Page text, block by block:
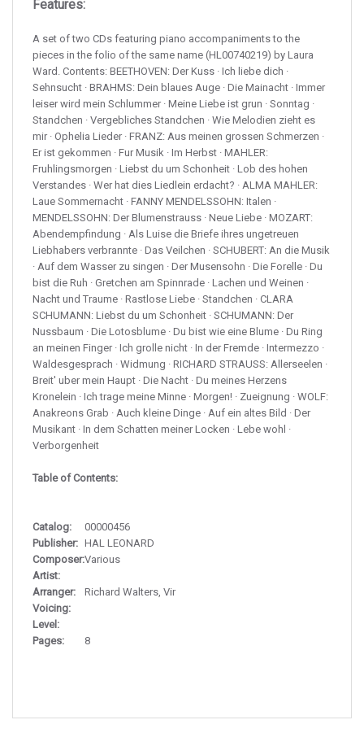
Features:
A set of two CDs featuring piano accompaniments to the
pieces in the folio of the same name (HL00740219) by Laura
Ward. Contents: BEETHOVEN: Der Kuss · Ich liebe dich ·
Sehnsucht · BRAHMS: Dein blaues Auge · Die Mainacht · Immer
leiser wird mein Schlummer · Meine Liebe ist grun · Sonntag ·
Standchen · Vergebliches Standchen · Wie Melodien zieht es
mir · Ophelia Lieder · FRANZ: Aus meinen grossen Schmerzen ·
Er ist gekommen · Fur Musik · Im Herbst · MAHLER:
Fruhlingsmorgen · Liebst du um Schonheit · Lob des hohen
Verstandes · Wer hat dies Liedlein erdacht? · ALMA MAHLER:
Laue Sommernacht · FANNY MENDELSSOHN: Italen ·
MENDELSSOHN: Der Blumenstrauss · Neue Liebe · MOZART:
Abendempfindung · Als Luise die Briefe ihres ungetreuen
Liebhabers verbrannte · Das Veilchen · SCHUBERT: An die Musik
· Auf dem Wasser zu singen · Der Musensohn · Die Forelle · Du
bist die Ruh · Gretchen am Spinnrade · Lachen und Weinen ·
Nacht und Traume · Rastlose Liebe · Standchen · CLARA
SCHUMANN: Liebst du um Schonheit · SCHUMANN: Der
Nussbaum · Die Lotosblume · Du bist wie eine Blume · Du Ring
an meinen Finger · Ich grolle nicht · In der Fremde · Intermezzo ·
Waldesgesprach · Widmung · RICHARD STRAUSS: Allerseelen ·
Breit' uber mein Haupt · Die Nacht · Du meines Herzens
Kronelein · Ich trage meine Minne · Morgen! · Zueignung · WOLF:
Anakreons Grab · Auch kleine Dinge · Auf ein altes Bild · Der
Musikant · In dem Schatten meiner Locken · Lebe wohl ·
Verborgenheit
Table of Contents:
Catalog:
00000456
Publisher: HAL LEONARD
Composer:Various
Artist:
Arranger:
Richard Walters, Vir
Voicing:
Level:
Pages:
8